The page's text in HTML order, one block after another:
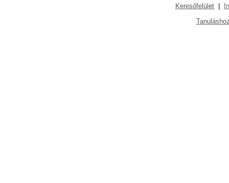
Keresőfelület